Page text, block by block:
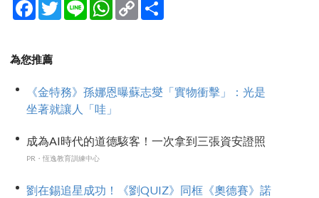
Link
為您推薦
《金特務》孫娜恩曝蘇志燮「實物衝擊」：光是
坐著就讓人「哇」
成為AI時代的道德駭客！一次拿到三張資安證照
PR・恆逸教育訓練中心
劉在錫追星成功！《劉QUIZ》同框《奧德賽》諾